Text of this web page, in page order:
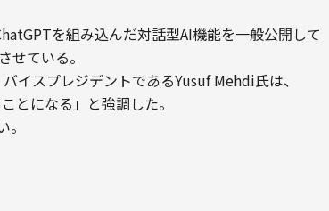
を組み込んだ対話型AI機能を一般公開して
せている。
イスプレジデントであるYusuf Mehdi氏は、
とになる」と強調した。